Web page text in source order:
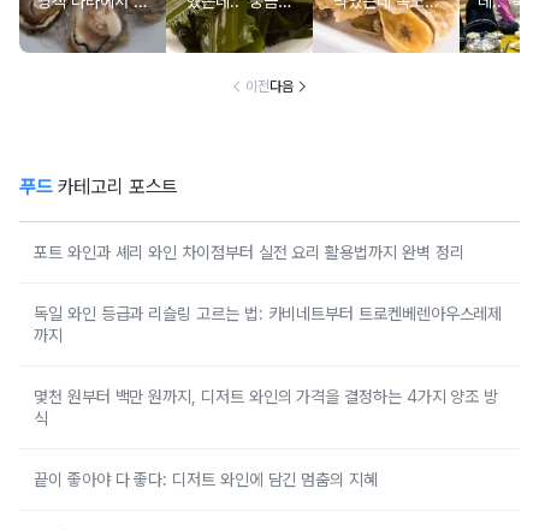
녀노소 보양식처
럼 먹는 음식
싹 다 빠질 줄 몰
랐어요
먹고 있었던 의외
의 음식
외로 안
건
이전다음
푸드카테고리 포스트
포트 와인과 셰리 와인 차이점부터 실전 요리 활용법까지 완벽 정리
독일 와인 등급과 리슬링 고르는 법: 카비네트부터 트로켄베렌아우스레제
까지
몇천 원부터 백만 원까지, 디저트 와인의 가격을 결정하는 4가지 양조 방
식
끝이 좋아야 다 좋다: 디저트 와인에 담긴 멈춤의 지혜